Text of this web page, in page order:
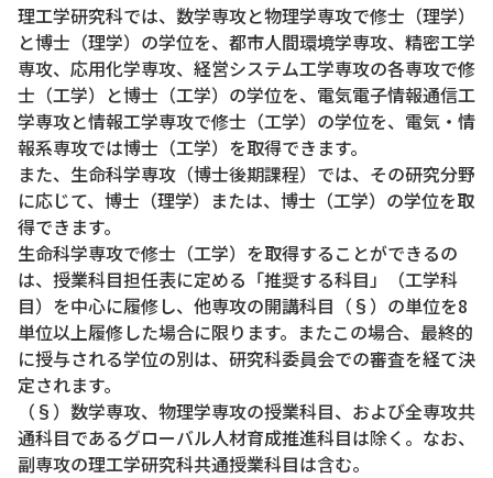
理工学研究科では、数学専攻と物理学専攻で修士（理学）
と博士（理学）の学位を、都市人間環境学専攻、精密工学
専攻、応用化学専攻、経営システム工学専攻の各専攻で修
士（工学）と博士（工学）の学位を、電気電子情報通信工
学専攻と情報工学専攻で修士（工学）の学位を、電気・情
報系専攻では博士（工学）を取得できます。
また、生命科学専攻（博士後期課程）では、その研究分野
に応じて、博士（理学）または、博士（工学）の学位を取
得できます。
生命科学専攻で修士（工学）を取得することができるの
は、授業科目担任表に定める「推奨する科目」（工学科
目）を中心に履修し、他専攻の開講科目（§）の単位を8
単位以上履修した場合に限ります。またこの場合、最終的
に授与される学位の別は、研究科委員会での審査を経て決
定されます。
（§）数学専攻、物理学専攻の授業科目、および全専攻共
通科目であるグローバル人材育成推進科目は除く。なお、
副専攻の理工学研究科共通授業科目は含む。